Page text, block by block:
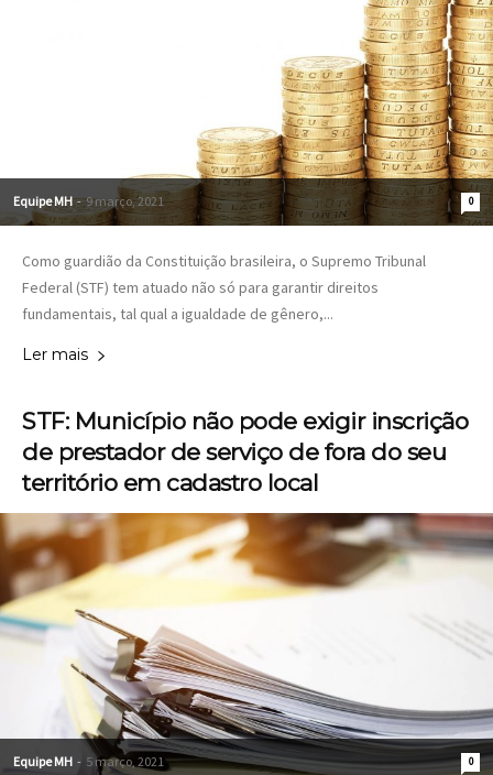
Equipe MH - 9 março, 2021 0
Como guardião da Constituição brasileira, o Supremo Tribunal
Federal (STF) tem atuado não só para garantir direitos
fundamentais, tal qual a igualdade de gênero,...
Ler mais
STF: Município não pode exigir inscrição
de prestador de serviço de fora do seu
território em cadastro local
Equipe MH - 5 março, 2021 0